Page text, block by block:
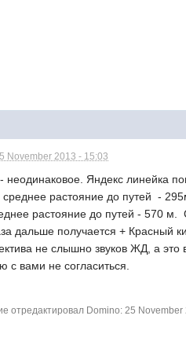
November 2013 - 15:03
неодинаковое. Яндекс линейка
среднее растояние до путей -
растояние до путей - 570 м.
дальше получается + Красный
не слышно звуков ЖД, а это
с вами не согласиться.
отредактировал Domino: 25 November